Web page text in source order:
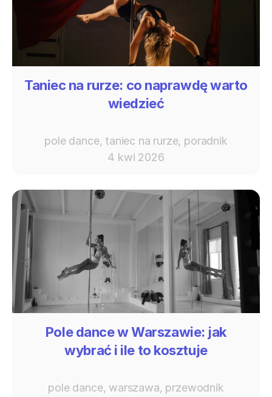
Taniec na rurze: co naprawdę warto
wiedzieć
pole dance, taniec na rurze, poradnik
4 kwi 2026
Pole dance w Warszawie: jak
wybrać i ile to kosztuje
pole dance, warszawa, przewodnik